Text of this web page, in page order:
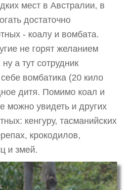
мест в Австралии, в
достаточно
- коалу и вомбата.
не горят желанием
а тут сотрудник
вомбатика (20 кило
дитя. Помимо коал и
можно увидеть и других
кенгуру, тасманийских
крокодилов,
и змей.